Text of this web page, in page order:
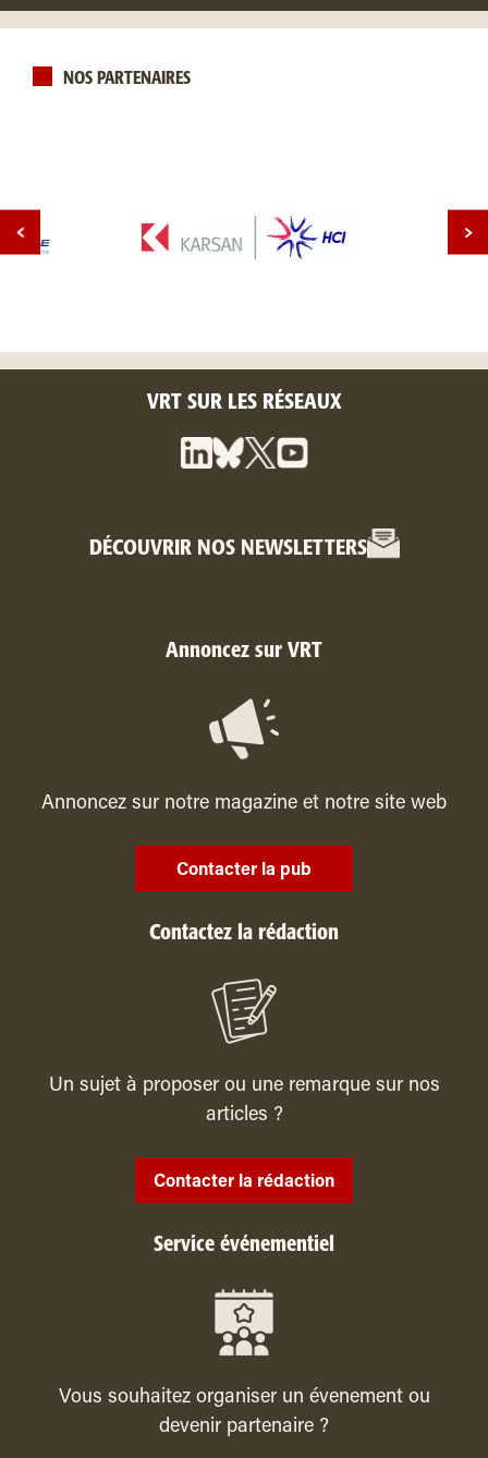
NOS PARTENAIRES
VRT SUR LES RÉSEAUX
DÉCOUVRIR NOS NEWSLETTERS
Annoncez sur VRT
Annoncez sur notre magazine et notre site web
Contacter la pub
Contactez la rédaction
Un sujet à proposer ou une remarque sur nos
articles ?
Contacter la rédaction
Service événementiel
Vous souhaitez organiser un évenement ou
devenir partenaire ?